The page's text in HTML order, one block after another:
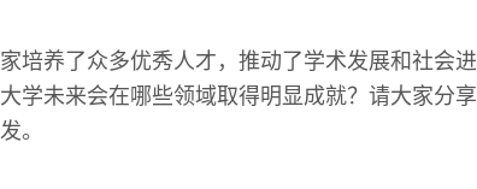
培养了众多优秀人才，推动了学术发展和社会进
学未来会在哪些领域取得明显成就？请大家分享
。